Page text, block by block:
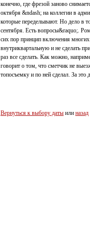
конечно, где фрезой заново
октября &ndash; на коллегии в
которые переделывают. Но дело в
сентября. Есть вопросы&raquo;.
сих пор принцип включения многих
внутриквартальную и не сделать
раз все сделать. Как можно,
говорит о том, что сметчик не
топосъемку и по ней сделал. За
Вернуться к выбору даты или назад